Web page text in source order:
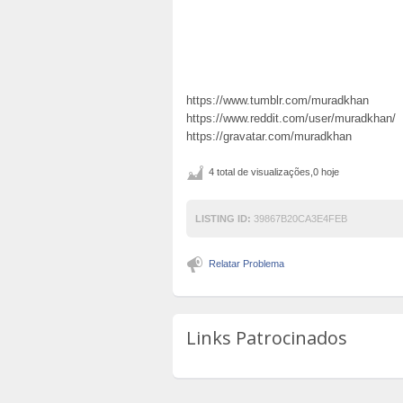
https://www.tumblr.com/muradkhan
https://www.reddit.com/user/muradkhan/
https://gravatar.com/muradkhan
4 total de visualizações,0 hoje
LISTING ID: 39867B20CA3E4FEB
Relatar Problema
Links Patrocinados